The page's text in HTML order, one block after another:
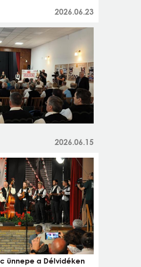
2026.06.23
2026.06.15
ünnepe a Délvidéken